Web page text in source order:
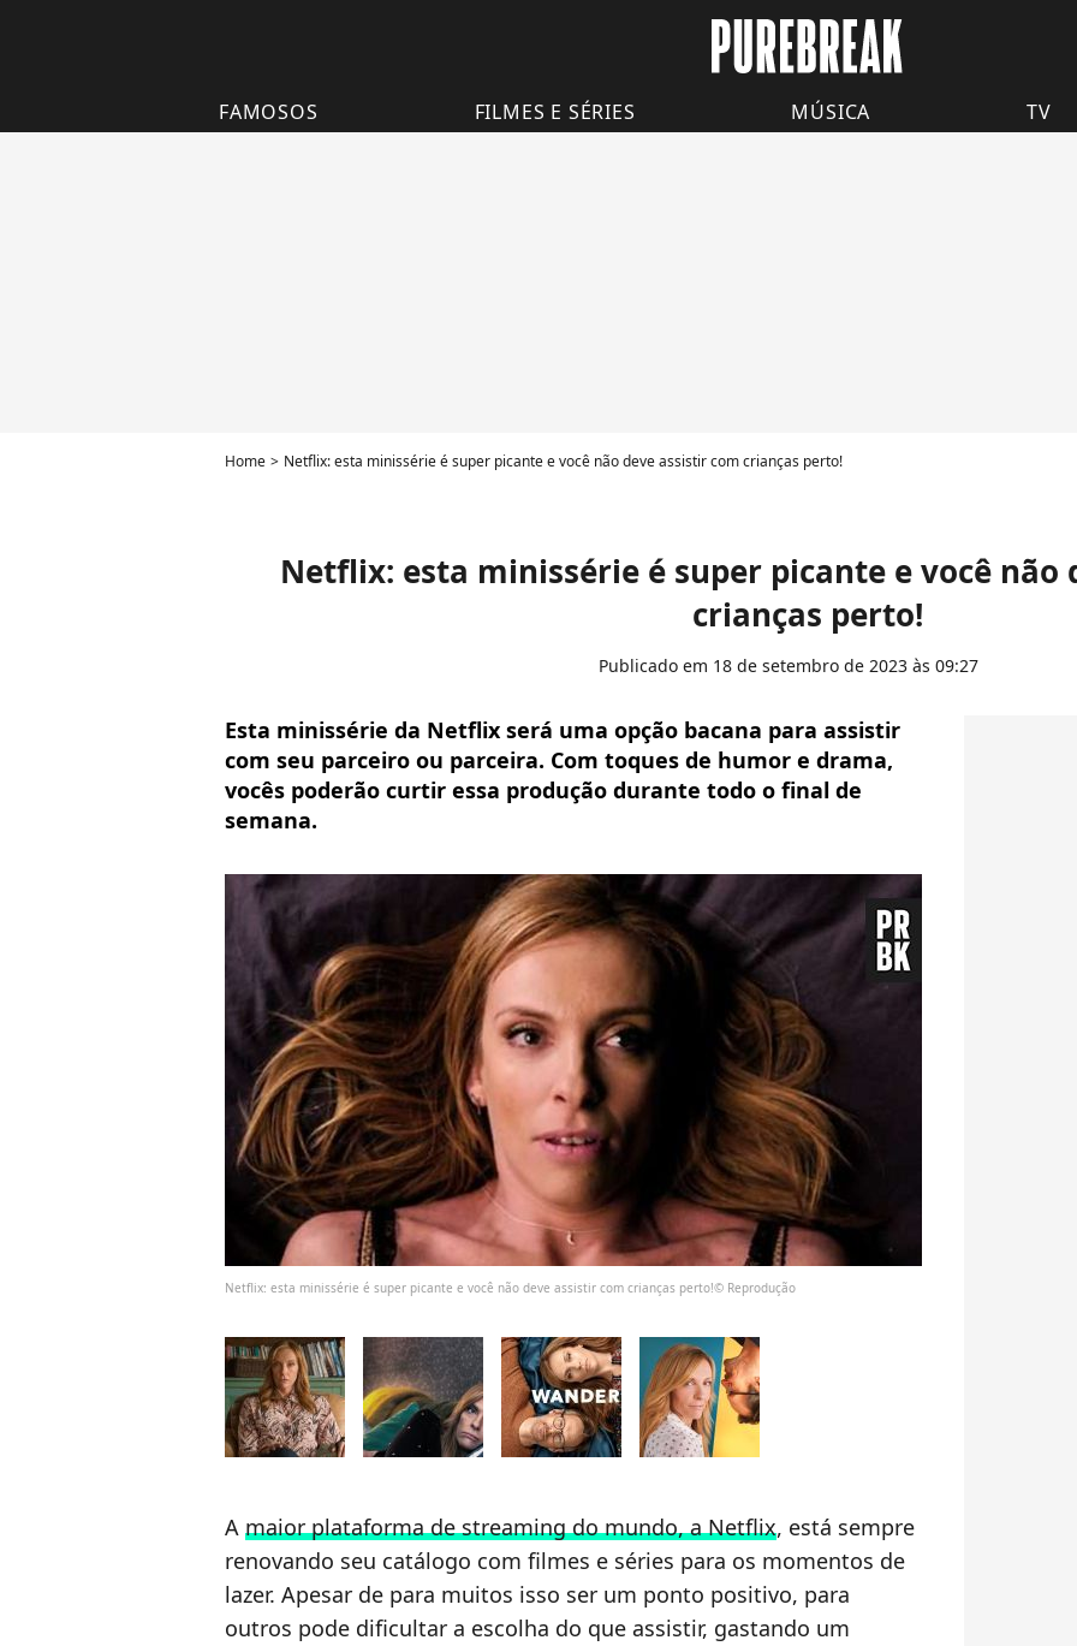
FAMOSOS FILMES E SÉRIES MÚSICA TV
Home Netflix: esta minissérie é super picante e você não deve assistir com crianças perto!
Netflix: esta minissérie é super picante e você não
crianças perto!
Publicado em 18 de setembro de 2023 às 09:27
Esta minissérie da Netflix será uma opção bacana para assistir
com seu parceiro ou parceira. Com toques de humor e drama,
vocês poderão curtir essa produção durante todo o final de
semana.
Netflix: esta minissérie é super picante e você não deve assistir com crianças perto!© Reprodução
A maior plataforma de streaming do mundo, a Netflix, está sempre
renovando seu catálogo com filmes e séries para os momentos de
lazer. Apesar de para muitos isso ser um ponto positivo, para
outros pode dificultar a escolha do que assistir, gastando um